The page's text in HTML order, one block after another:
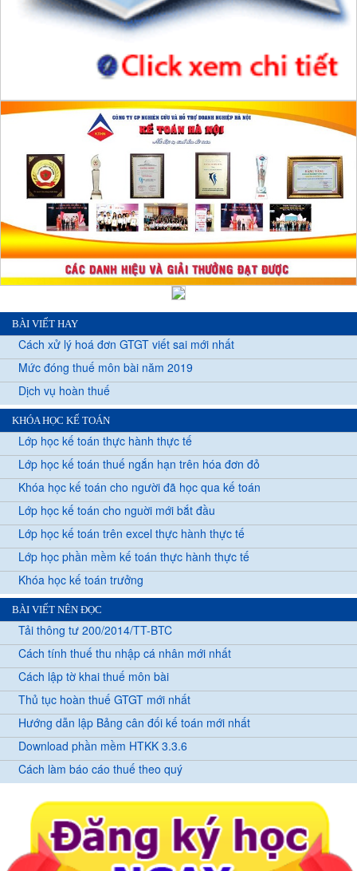
BÀI VIẾT HAY
Cách xử lý hoá đơn GTGT viết sai mới nhất
Mức đóng thuế môn bài năm 2019
Dịch vụ hoàn thuế
KHÓA HỌC KẾ TOÁN
Lớp học kế toán thực hành thực tế
Lớp học kế toán thuế ngắn hạn trên hóa đơn đỏ
Khóa học kế toán cho người đã học qua kế toán
Lớp học kế toán cho nguời mới bắt đầu
Lớp học kế toán trên excel thực hành thực tế
Lớp học phần mềm kế toán thực hành thực tế
Khóa học kế toán trưởng
BÀI VIẾT NÊN ĐỌC
Tải thông tư 200/2014/TT-BTC
Cách tính thuế thu nhập cá nhân mới nhất
Cách lập tờ khai thuế môn bài
Thủ tục hoàn thuế GTGT mới nhất
Hướng dẫn lập Bảng cân đối kế toán mới nhất
Download phần mềm HTKK 3.3.6
Cách làm báo cáo thuế theo quý